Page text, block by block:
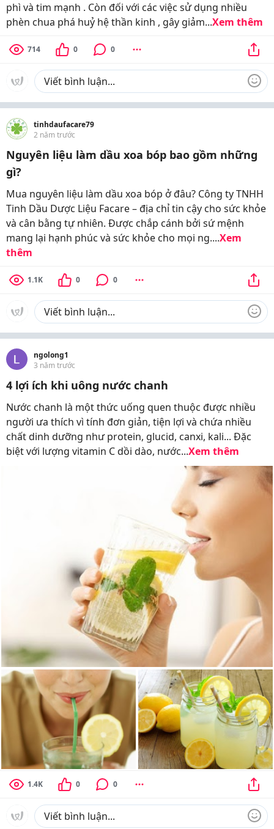
phì và tim mạnh . Còn đối với các việc sử dụng nhiều
phèn chua phá huỷ hệ thần kinh , gây giảm...Xem thêm
714 0 0
tinhdaufacare79
2 năm trước
Nguyên liệu làm dầu xoa bóp bao gồm những
gì?
Mua nguyên liệu làm dầu xoa bóp ở đâu? Công ty TNHH
Tinh Dầu Dược Liệu Facare – địa chỉ tin cậy cho sức khỏe
và cân bằng tự nhiên. Được chắp cánh bởi sứ mệnh
mang lại hạnh phúc và sức khỏe cho mọi ng....Xem
thêm
1.1K 0 0
ngolong1
3 năm trước
4 lợi ích khi uông nước chanh
Nước chanh là một thức uống quen thuộc được nhiều
người ưa thích vì tính đơn giản, tiện lợi và chứa nhiều
chất dinh dưỡng như protein, glucid, canxi, kali... Đặc
biệt với lượng vitamin C dồi dào, nước...Xem thêm
1.4K 0 0